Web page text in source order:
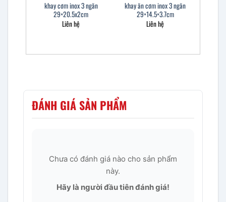
khay cơm inox 3 ngăn
29×20.5x2cm
Liên hệ
khay ăn cơm inox 3 ngăn
29×14.5×3.7cm
Liên hệ
ĐÁNH GIÁ SẢN PHẨM
Chưa có đánh giá nào cho sản phẩm
này.
Hãy là người đầu tiên đánh giá!